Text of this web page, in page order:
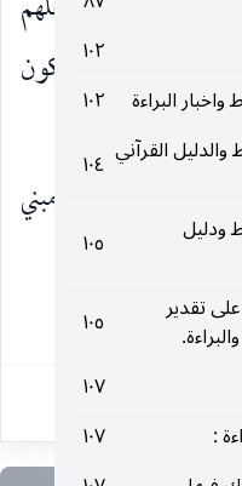
١٠٢
البراءة
١٠٢
والدليل القرآني ١٠٤
ودليل
١٠٥
تقدير
١٠٥
١٠٧
١٠٧
بالنفس فيكون
الوجوب بلا ضرر مبني